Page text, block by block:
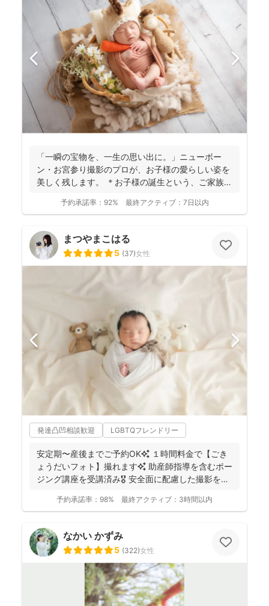
「一瞬の宝物を、一生の思い出に。」ニューボー
ン・お宮参り撮影のプロが、お子様の愛らしい姿を
美しく残します。 ＊お子様の誕生という、ご家族に
予約承諾率： 92% 最終アクティブ： 7日以内
まつやまこはる
5 (37)女性
発達凸凹相談歓迎 LGBTQフレンドリー
安定期〜産後までご予約OK✨ １時間料金で【ごき
ょうだいフォト】撮れます✨ 助産師指導を含むポー
ジング講座を受講済み🎖️ 安全面に配慮した撮影を行
予約承諾率： 98% 最終アクティブ： 3時間以内
なかい かずみ
5 (322)女性